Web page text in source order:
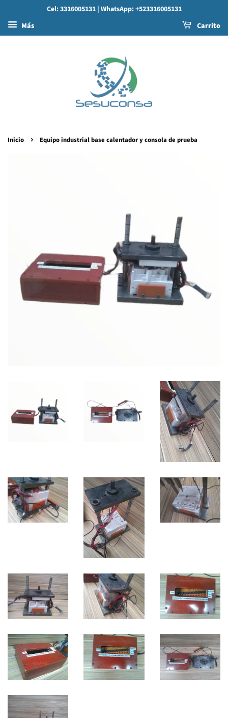
Cel: 3316005131 | WhatsApp: +523316005131
Más
Carrito
Inicio › Equipo industrial base calentador y consola de prueba